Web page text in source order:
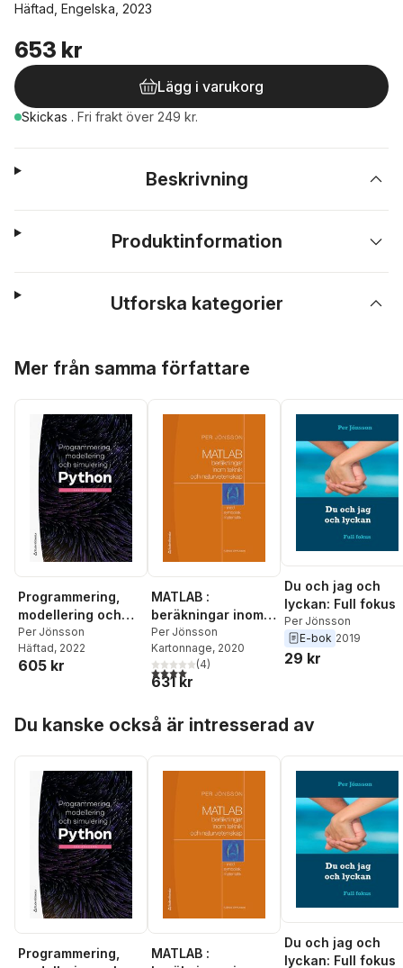
Häftad, Engelska, 2023
653 kr
Lägg i varukorg
Skickas . Fri frakt över 249 kr.
Beskrivning
Produktinformation
Utforska kategorier
Mer från samma författare
Programmering,
modellering och
simulering i Python
Per Jönsson
Häftad, 2022
605 kr
MATLAB :
beräkningar inom
teknik och
naturvetenskap :
med symbolisk
matematik
Per Jönsson
Kartonnage, 2020
4,0utav 5 stjärnor. Totalt antal röster:
(4)
631 kr
Du och jag och
lyckan: Full fokus
Per Jönsson
E-bok 2019
29 kr
Du kanske också är intresserad av
Programmering,
MATLAB :
Du och jag och
lyckan: Full fokus